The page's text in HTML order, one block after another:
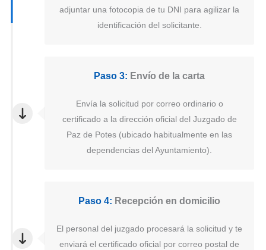
adjuntar una fotocopia de tu DNI para agilizar la
identificación del solicitante.
Paso 3: Envío de la carta
Envía la solicitud por correo ordinario o
certificado a la dirección oficial del Juzgado de
Paz de Potes (ubicado habitualmente en las
dependencias del Ayuntamiento).
Paso 4: Recepción en domicilio
El personal del juzgado procesará la solicitud y te
enviará el certificado oficial por correo postal de